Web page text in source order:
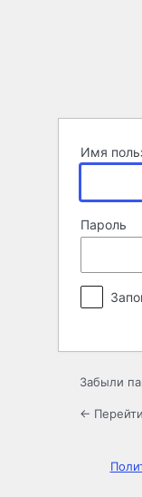
Имя
Пароль
Забыли
←